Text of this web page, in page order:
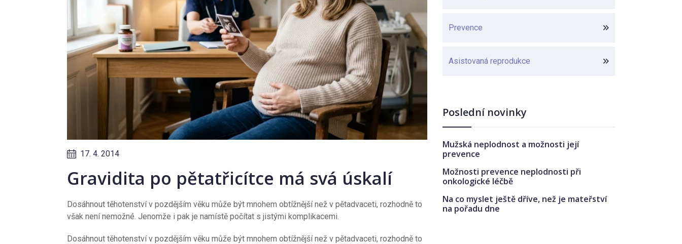
17. 4. 2014
Gravidita po pětatřicítce má svá úskalí
Dosáhnout těhotenství v pozdějším věku může být mnohem obtížnější než v pětadvaceti, rozhodně to
však není nemožné. Jenomže i pak je namístě počítat s jistými komplikacemi.
Dosáhnout těhotenství v pozdějším věku může být mnohem obtížnější než v pětadvaceti, rozhodně to
Prevence
Asistovaná reprodukce
Poslední novinky
Mužská neplodnost a možnosti její
prevence
Možnosti prevence neplodnosti při
onkologické léčbě
Na co myslet ještě dříve, než je mateřství
na pořadu dne